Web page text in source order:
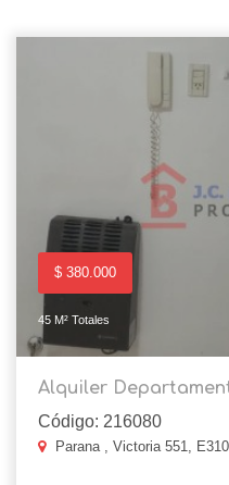
$ 380.000
45 M² Totales
Alquiler
Código: 216080
Parana , Victoria 551,